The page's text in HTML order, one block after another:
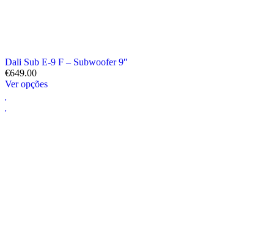
Dali Sub E-9 F – Subwoofer 9″
€649.00
Ver opções